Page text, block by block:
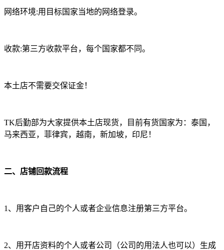
网络环境:用目标国家当地的网络登录。
收款:第三方收款平台，每个国家都不同。
本土店不需要交保证金！
TK后勤部为大家提供本土店现货，目前有货国家为：泰国，
马来西亚，菲律宾，越南，新加坡，印尼！
二、店铺回款流程
1、用客户自己的个人或者企业信息注册第三方平台。
2、用开店资料的个人或者公司（公司的用法人也可以）生成